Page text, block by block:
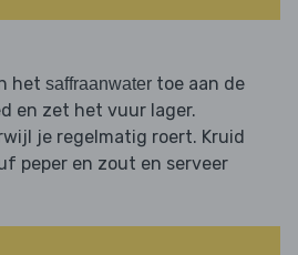
het saffraanwater toe aan de
en zet het vuur lager.
je regelmatig roert. Kruid
peper en zout en serveer